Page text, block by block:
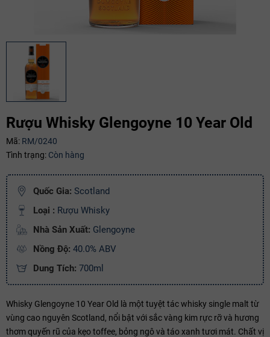
Rượu Whisky Glengoyne 10 Year Old
Mã: RM/0240
Tình trạng: Còn hàng
Quốc Gia: Scotland
Loại : Rượu Whisky
Nhà Sản Xuất: Glengoyne
Nồng Độ: 40.0% ABV
Dung Tích: 700ml
Whisky Glengoyne 10 Year Old là một tuyệt tác whisky single malt từ
vùng cao nguyên Scotland, nổi bật với sắc vàng kim rực rỡ và hương
thơm quyến rũ của kẹo toffee, bỏng ngô và táo xanh tươi mát. Chất vị
Ngày hết hạn:
Copy mã và nhập mã ở trang